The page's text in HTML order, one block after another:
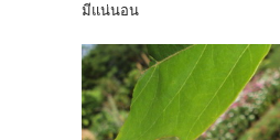
มีแน่นอน